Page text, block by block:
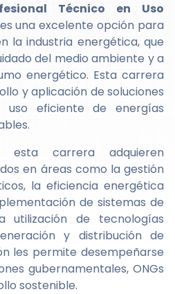
Técnico en Uso
es una excelente opción para
la industria energética, que
del medio ambiente y a
energético. Esta carrera
y aplicación de soluciones
uso eficiente de energías
esta carrera adquieren
en áreas como la gestión
la eficiencia energética
de sistemas de
utilización de tecnologías
y distribución de
les permite desempeñarse
gubernamentales, ONGs
sostenible.